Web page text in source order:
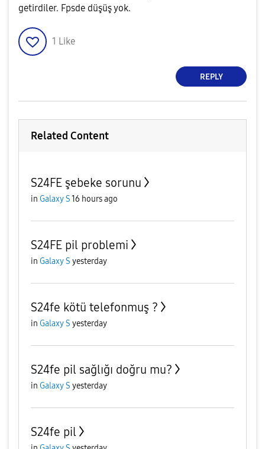
getirdiler. Fpsde düşüş yok.
1 Like
REPLY
Related Content
S24FE şebeke sorunu
in Galaxy S16 hours ago
S24FE pil problemi
in Galaxy S yesterday
S24fe kötü telefonmuş ?
in Galaxy S yesterday
S24fe pil sağlığı doğru mu?
in Galaxy S yesterday
S24fe pil